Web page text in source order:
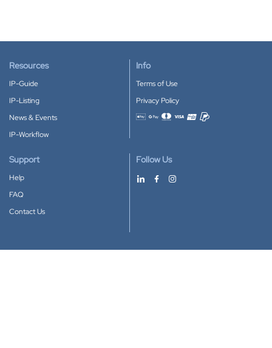
Resources
IP-Guide
IP-Listing
News & Events
IP-Workflow
Info
Terms of Use
Privacy Policy
Accepted payment methods
Support
Help
FAQ
Contact Us
Follow Us